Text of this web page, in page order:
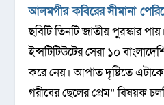
আলমগীর কবিরেরসীমানা
ছবিটি তিনটি জাতীয় পুরস্কার
ইন্সটিটিউটের সেরা ১০
করে নেয়। আপাত দৃষ্টিতে
গরীবের ছেলের প্রেম” বিষয়ক